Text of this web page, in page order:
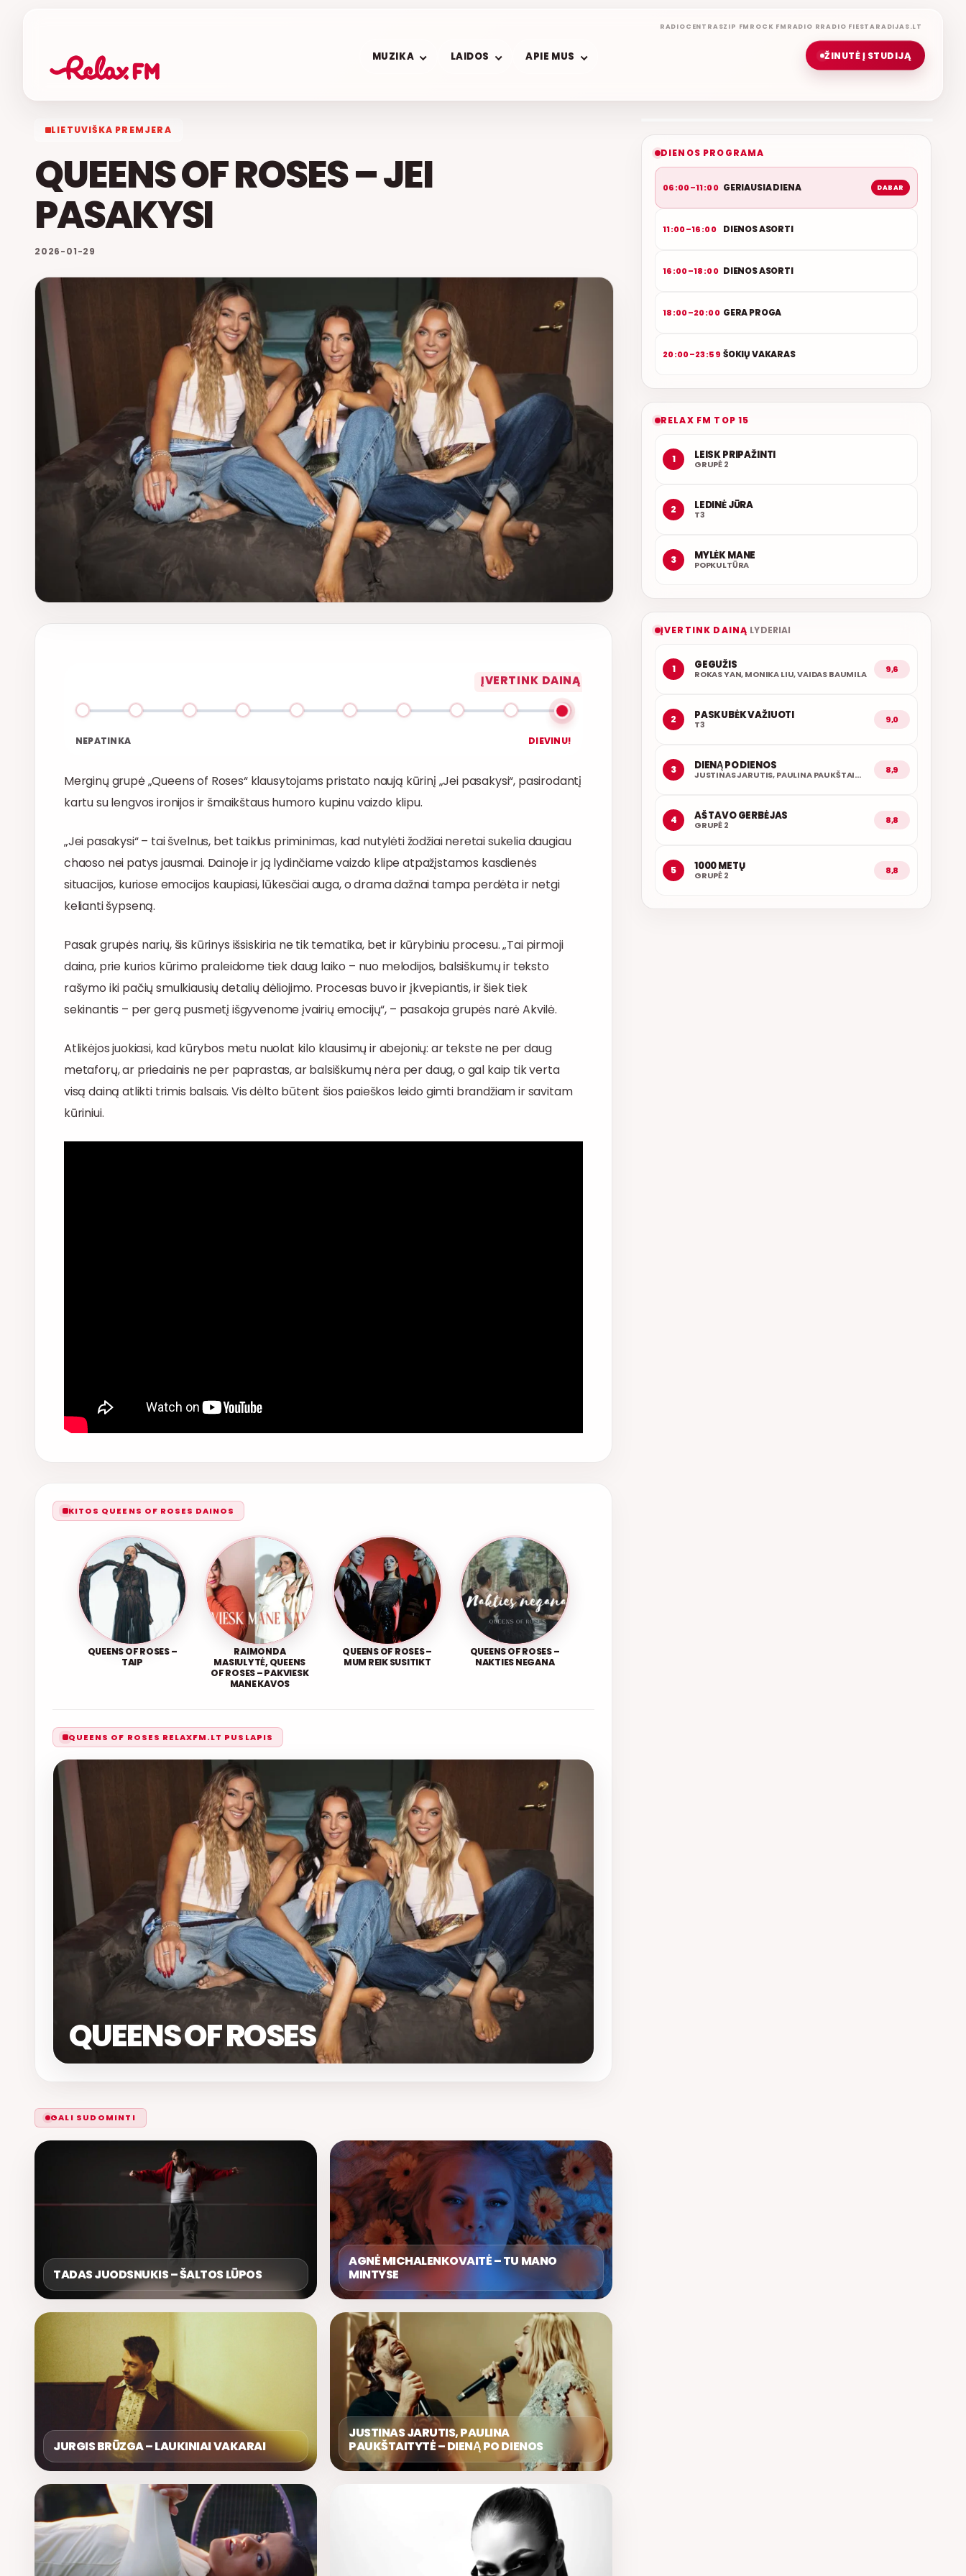
RADIOCENTRASZIP FM ROCK FM RADIO RRADIO FIESTARADIJAS.LT
ŽINUTĖ Į STUDIJĄ
MUZIKA LAIDOS APIE MUS
LIETUVIŠKA PREMJERA
QUEENS OF ROSES – JEI
PASAKYSI
2026-01-29
ĮVERTINK DAINĄ
NEPATINKA DIEVINU!
Merginų grupė „Queens of Roses“ klausytojams pristato naują kūrinį „Jei pasakysi“, pasirodantį
kartu su lengvos ironijos ir šmaikštaus humoro kupinu vaizdo klipu.
„Jei pasakysi“ – tai švelnus, bet taiklus priminimas, kad nutylėti žodžiai neretai sukelia daugiau
chaoso nei patys jausmai. Dainoje ir ją lydinčiame vaizdo klipe atpažįstamos kasdienės
situacijos, kuriose emocijos kaupiasi, lūkesčiai auga, o drama dažnai tampa perdėta ir netgi
kelianti šypseną.
Pasak grupės narių, šis kūrinys išsiskiria ne tik tematika, bet ir kūrybiniu procesu. „Tai pirmoji
daina, prie kurios kūrimo praleidome tiek daug laiko – nuo melodijos, balsiškumų ir teksto
rašymo iki pačių smulkiausių detalių dėliojimo. Procesas buvo ir įkvepiantis, ir šiek tiek
sekinantis – per gerą pusmetį išgyvenome įvairių emocijų“, – pasakoja grupės narė Akvilė.
Atlikėjos juokiasi, kad kūrybos metu nuolat kilo klausimų ir abejonių: ar tekste ne per daug
metaforų, ar priedainis ne per paprastas, ar balsiškumų nėra per daug, o gal kaip tik verta
visą dainą atlikti trimis balsais. Vis dėlto būtent šios paieškos leido gimti brandžiam ir savitam
kūriniui.
KITOS QUEENS OF ROSES DAINOS
QUEENS OF ROSES –
TAIP
RAIMONDA
MASIULYTĖ, QUEENS
OF ROSES – PAKVIESK
MANE KAVOS
QUEENS OF ROSES –
MUM REIK SUSITIKT
QUEENS OF ROSES –
NAKTIES NEGANA
QUEENS OF ROSES RELAXFM.LT PUSLAPIS
QUEENS OF ROSES
GALI SUDOMINTI
TADAS JUODSNUKIS – ŠALTOS LŪPOS
AGNĖ MICHALENKOVAITĖ – TU MANO
MINTYSE
JURGIS BRŪZGA – LAUKINIAI VAKARAI
JUSTINAS JARUTIS, PAULINA
PAUKŠTAITYTĖ – DIENĄ PO DIENOS
ETERYJE
GERIAUSIA DIENA
DIENOS PROGRAMA
06:00–11:00 GERIAUSIA DIENA DABAR
11:00–16:00 DIENOS ASORTI
16:00–18:00 DIENOS ASORTI
18:00–20:00 GERA PROGA
20:00–23:59 ŠOKIŲ VAKARAS
RELAX FM TOP 15
1 LEISK PRIPAŽINTI
GRUPĖ 2
2 LEDINĖ JŪRA
T3
3 MYLĖK MANE
POPKULTŪRA
ĮVERTINK DAINĄ LYDERIAI
1 GEGUŽIS
ROKAS YAN, MONIKA LIU, VAIDAS BAUMILA 9,6
2 PASKUBĖK VAŽIUOTI
T3 9,0
3 DIENĄ PO DIENOS
JUSTINAS JARUTIS, PAULINA PAUKŠTAITYTĖ 8,9
4 AŠ TAVO GERBĖJAS
GRUPĖ 2 8,8
5 1000 METŲ
GRUPĖ 2 8,8